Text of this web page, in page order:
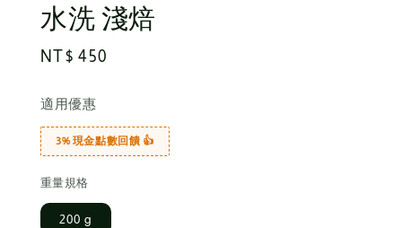
水洗 淺焙
Regular
NT$ 450
適用優惠
3% 現金點數回饋 👍
重量規格
200 g